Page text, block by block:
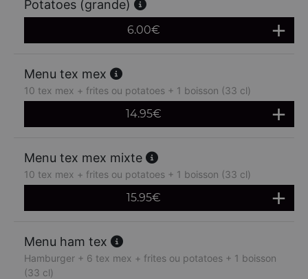
Potatoes (grande)
6.00€
Menu tex mex
10 tex mex + frites ou potatoes + 1 boisson (33 cl)
14.95€
Menu tex mex mixte
10 tex mex + frites ou potatoes + 1 boisson (33 cl)
15.95€
Menu ham tex
Hamburger + 6 tex mex + frites ou potatoes + 1 boisson
(33 cl)